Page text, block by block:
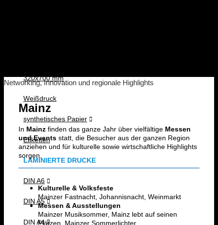
320x700 mm
Weißdruck
synthetisches Papier
Etiketten
LAMINIERTE DRUCKE
DIN A6
DIN A5
DIN A4
Networking, Innovation und regionale Highlights
Mainz
In Mainz finden das ganze Jahr über vielfältige Messen
und Events statt, die Besucher aus der ganzen Region
anziehen und für kulturelle sowie wirtschaftliche Highlights
sorgen.
Kulturelle & Volksfeste
Mainzer Fastnacht, Johannisnacht, Weinmarkt
Messen & Ausstellungen
Mainzer Musiksommer, Mainz lebt auf seinen
Plätzen, Mainzer Sommerlichter